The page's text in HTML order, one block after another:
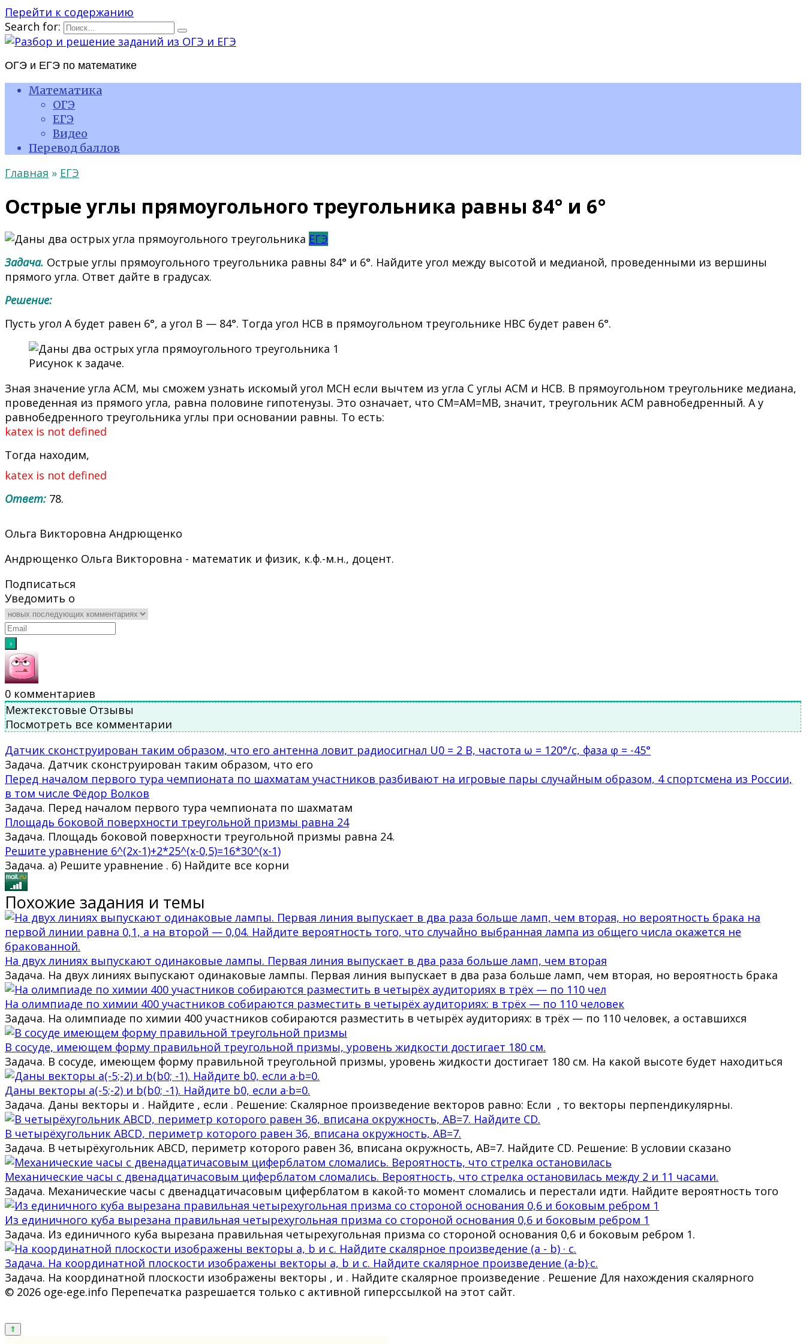
Перейти к содержанию
Search for:
ОГЭ и ЕГЭ по математике
Математика
ОГЭ
ЕГЭ
Видео
Перевод баллов
Главная » ЕГЭ
Острые углы прямоугольного треугольника равны 84° и 6°
ЕГЭ
Задача. Острые углы прямоугольного треугольника равны 84° и 6°. Найдите угол между высотой и медианой, проведенными из вершины
прямого угла. Ответ дайте в градусах.
Решение:
Пусть угол А будет равен 6°, а угол B — 84°. Тогда угол HCB в прямоугольном треугольнике HBC будет равен 6°.
Рисунок к задаче.
Зная значение угла ACM, мы сможем узнать искомый угол MCH если вычтем из угла C углы ACM и НCB. В прямоугольном треугольнике медиана,
проведенная из прямого угла, равна половине гипотенузы. Это означает, что CM=AM=MB, значит, треугольник ACM равнобедренный. А у
равнобедренного треугольника углы при основании равны. То есть:
katex is not defined
Тогда находим,
katex is not defined
Ответ: 78.
Ольга Викторовна Андрющенко
Андрющенко Ольга Викторовна - математик и физик, к.ф.-м.н., доцент.
Подписаться
Уведомить о
0 комментариев
Межтекстовые Отзывы
Посмотреть все комментарии
Датчик сконструирован таким образом, что его антенна ловит радиосигнал U0 = 2 В, частота ω = 120°/c, фаза φ = -45°
Задача. Датчик сконструирован таким образом, что его
Перед началом первого тура чемпионата по шахматам участников разбивают на игровые пары случайным образом, 4 спортсмена из России,
в том числе Фёдор Волков
Задача. Перед началом первого тура чемпионата по шахматам
Площадь боковой поверхности треугольной призмы равна 24
Задача. Площадь боковой поверхности треугольной призмы равна 24.
Решите уравнение 6^(2x-1)+2*25^(x-0,5)=16*30^(x-1)
Задача. а) Решите уравнение . б) Найдите все корни
Похожие задания и темы
На двух линиях выпускают одинаковые лампы. Первая линия выпускает в два раза больше ламп, чем вторая
Задача. На двух линиях выпускают одинаковые лампы. Первая линия выпускает в два раза больше ламп, чем вторая, но вероятность брака
На олимпиаде по химии 400 участников собираются разместить в четырёх аудиториях: в трёх — по 110 человек
Задача. На олимпиаде по химии 400 участников собираются разместить в четырёх аудиториях: в трёх — по 110 человек, а оставшихся
В сосуде, имеющем форму правильной треугольной призмы, уровень жидкости достигает 180 см.
Задача. В сосуде, имеющем форму правильной треугольной призмы, уровень жидкости достигает 180 см. На какой высоте будет находиться
Даны векторы a(-5;-2) и b(b0; -1). Найдите b0, если a·b=0.
Задача. Даны векторы и . Найдите , если . Решение: Скалярное произведение векторов равно: Если , то векторы перпендикулярны.
В четырёхугольник ABCD, периметр которого равен 36, вписана окружность, AB=7.
Задача. В четырёхугольник ABCD, периметр которого равен 36, вписана окружность, AB=7. Найдите CD. Решение: В условии сказано
Механические часы с двенадцатичасовым циферблатом сломались. Вероятность, что стрелка остановилась между 2 и 11 часами.
Задача. Механические часы с двенадцатичасовым циферблатом в какой-то момент сломались и перестали идти. Найдите вероятность того
Из единичного куба вырезана правильная четырехугольная призма со стороной основания 0,6 и боковым ребром 1
Задача. Из единичного куба вырезана правильная четырехугольная призма со стороной основания 0,6 и боковым ребром 1.
Задача. На координатной плоскости изображены векторы a, b и c. Найдите скалярное произведение (a-b)·c.
Задача. На координатной плоскости изображены векторы , и . Найдите скалярное произведение . Решение Для нахождения скалярного
© 2026 oge-ege.info Перепечатка разрешается только с активной гиперссылкой на этот сайт.